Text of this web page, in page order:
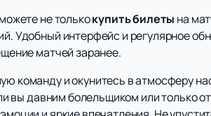
не толькокупить билеты на
Удобный интерфейс и регулярное
матчей заранее.
команду и окунитесь в атмосферу
вы давним болельщиком или только